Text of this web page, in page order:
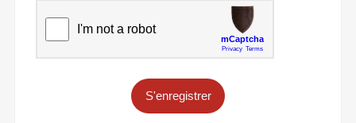
S'enregistrer